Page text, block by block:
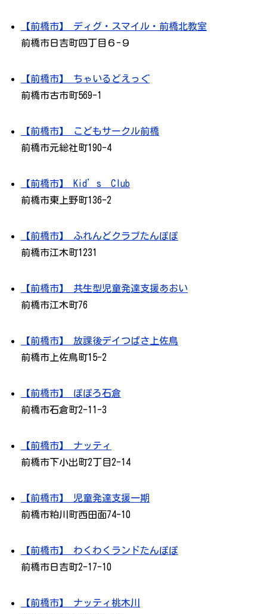
【前橋市】 ディグ・スマイル・前橋北教室
前橋市日吉町四丁目６-９
【前橋市】 ちゃいるどえっぐ
前橋市古市町569-1
【前橋市】 こどもサークル前橋
前橋市元総社町190-4
【前橋市】 Kid’s Club
前橋市東上野町136-2
【前橋市】 ふれんどクラブたんぽぽ
前橋市江木町1231
【前橋市】 共生型児童発達支援あおい
前橋市江木町76
【前橋市】 放課後デイつばさ上佐鳥
前橋市上佐鳥町15-2
【前橋市】 ぽぽろ石倉
前橋市石倉町2-11-3
【前橋市】 ナッティ
前橋市下小出町2丁目2-14
【前橋市】 児童発達支援一期
前橋市粕川町西田面74-10
【前橋市】 わくわくランドたんぽぽ
前橋市日吉町2-17-10
【前橋市】 ナッティ桃木川